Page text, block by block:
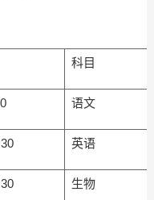
科目
语文
英语
生物